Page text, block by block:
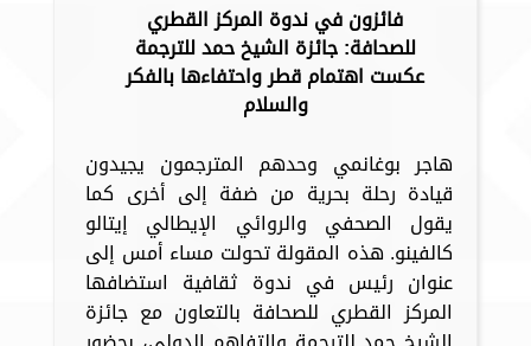
فائزون في ندوة المركز القطري
للصحافة: جائزة الشيخ حمد للترجمة
عكست اهتمام قطر واحتفاءها بالفكر
والسلام
هاجر بوغانمي وحدهم المترجمون يجيدون
قيادة رحلة بحرية من ضفة إلى أخرى كما
يقول الصحفي والروائي الإيطالي إيتالو
كالفينو. هذه المقولة تحولت مساء أمس إلى
عنوان رئيس في ندوة ثقافية استضافها
المركز القطري للصحافة بالتعاون مع جائزة